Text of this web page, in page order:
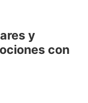
y
con